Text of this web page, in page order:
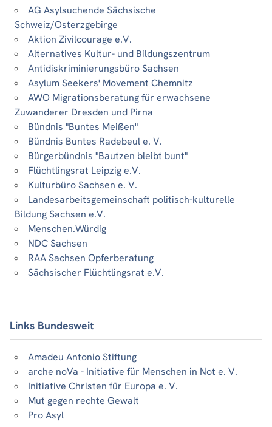
AG Asylsuchende Sächsische
Schweiz/Osterzgebirge
Aktion Zivilcourage e.V.
Alternatives Kultur- und Bildungszentrum
Antidiskriminierungsbüro Sachsen
Asylum Seekers' Movement Chemnitz
AWO Migrationsberatung für erwachsene
Zuwanderer Dresden und Pirna
Bündnis "Buntes Meißen"
Bündnis Buntes Radebeul e. V.
Bürgerbündnis "Bautzen bleibt bunt"
Flüchtlingsrat Leipzig e.V.
Kulturbüro Sachsen e. V.
Landesarbeitsgemeinschaft politisch-kulturelle
Bildung Sachsen e.V.
Menschen.Würdig
NDC Sachsen
RAA Sachsen Opferberatung
Sächsischer Flüchtlingsrat e.V.
Links Bundesweit
Amadeu Antonio Stiftung
arche noVa - Initiative für Menschen in Not e. V.
Initiative Christen für Europa e. V.
Mut gegen rechte Gewalt
Pro Asyl